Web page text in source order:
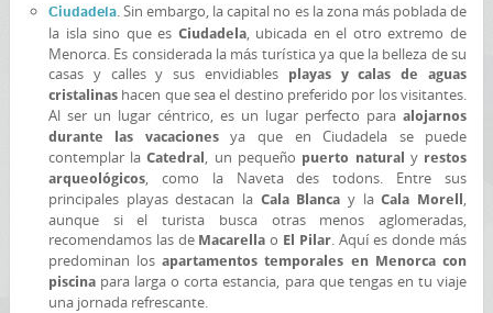
Ciudadela. Sin embargo, la capital no es la zona más poblada de
la isla sino que es Ciudadela, ubicada en el otro extremo de
Menorca. Es considerada la más turística ya que la belleza de su
casas y calles y sus envidiables
playas y calas de aguas
cristalinas hacen que sea el destino preferido por los visitantes.
Al ser un lugar céntrico, es un lugar perfecto paraalojarnos
durante las vacacionesya que en Ciudadela se puede
contemplar laCatedral , un pequeño puerto natural y restos
arqueológicos, como la Naveta des todons. Entre sus
principales playas destacan la Cala Blanca y laCala Morell ,
aunque si el turista busca otras menos aglomeradas,
recomendamos las de Macarellao El Pilar. Aquí es donde más
predominan losapartamentos temporales en Menorca con
piscina para larga o corta estancia, para que tengas en tu viaje
una jornada refrescante.